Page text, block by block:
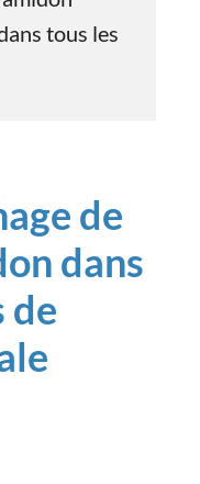
tous les
de
dans
de